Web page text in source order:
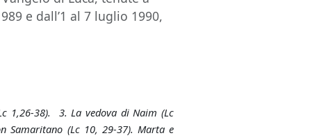
e dall’1 al 7 luglio 1990,
1,26-38). 3. La vedova di Naim (Lc
Samaritano (Lc 10, 29-37). Marta e